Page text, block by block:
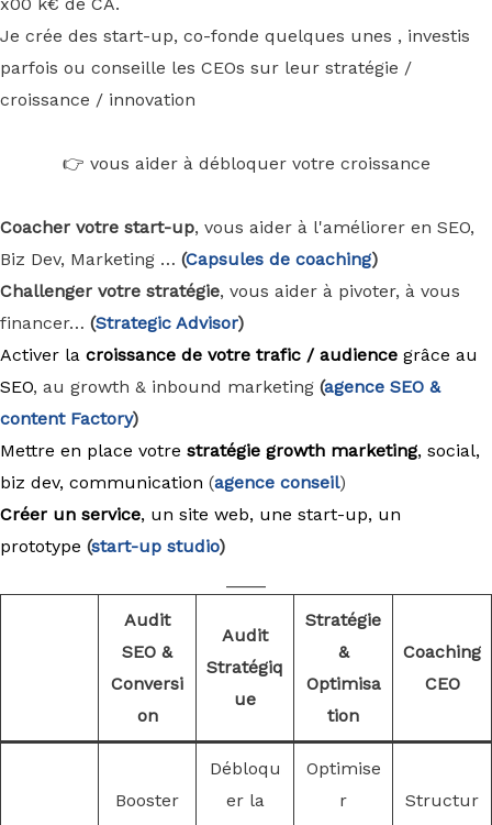
x00 k€ de CA.
Je crée des start-up, co-fonde quelques unes , investis
parfois ou conseille les CEOs sur leur stratégie /
croissance / innovation
👉 vous aider à débloquer votre croissance
Coacher votre start-up, vous aider à l'améliorer en SEO,
Biz Dev, Marketing … (Capsules de coaching)
Challenger votre stratégie, vous aider à pivoter, à vous
financer… (Strategic Advisor)
Activer la croissance de votre trafic / audience grâce au
SEO, au growth & inbound marketing (agence SEO &
content Factory)
Mettre en place votre stratégie growth marketing, social,
biz dev, communication (agence conseil)
Créer un service, un site web, une start-up, un
prototype (start-up studio)
Audit
SEO &
Conversi
on
Audit
Stratégiq
ue
Stratégie
&
Optimisa
tion
Coaching
CEO
Booster
Débloqu
er la
Optimise
r
Structur